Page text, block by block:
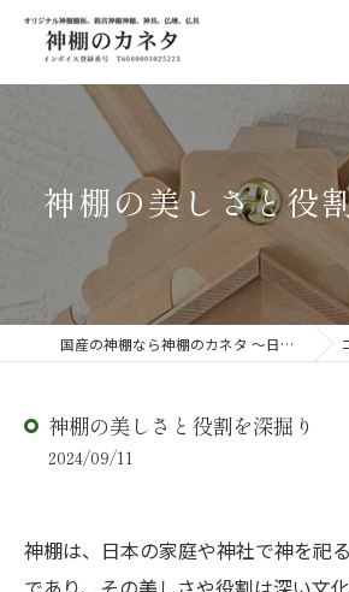
神棚の美しさと役
国産の神棚なら神棚のカネタ ～日々のしあわせを感じる物を～
神棚の美しさと役割を深掘り
2024/09/11
神棚は、日本の家庭や神社で神を祀